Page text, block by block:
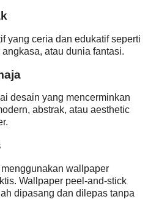
yang ceria dan edukatif seperti
atau dunia fantasi.
desain yang mencerminkan
abstrak, atau aesthetic
wallpaper
Wallpaper peel-and-stick
dipasang dan dilepas tanpa